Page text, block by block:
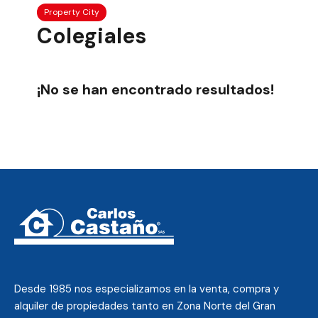
Property City
Colegiales
¡No se han encontrado resultados!
Desde 1985 nos especializamos en la venta, compra y
alquiler de propiedades tanto en Zona Norte del Gran